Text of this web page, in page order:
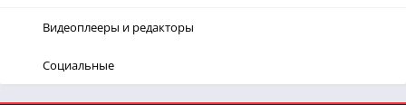
Видеоплееры и редакторы
Социальные